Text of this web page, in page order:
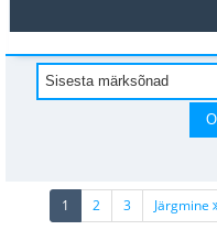
1 (current)
2 3 Järgmine